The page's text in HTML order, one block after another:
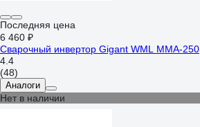
Последняя цена
6 460 ₽
Сварочный инвертор Gigant WML MMA-250
4.4
(48)
Аналоги
Нет в наличии